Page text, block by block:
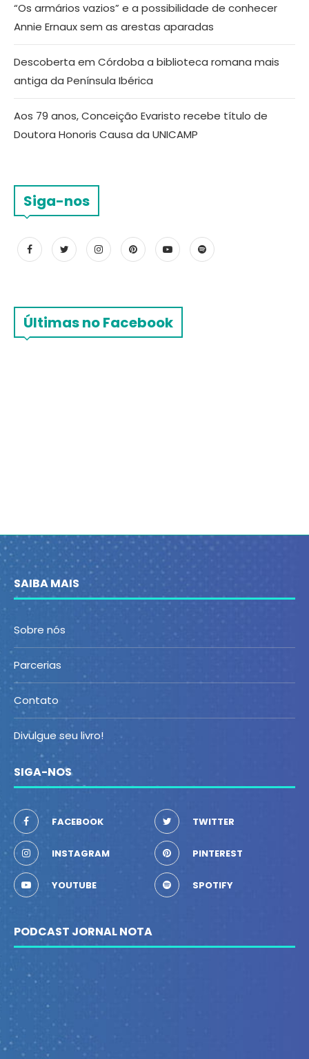
“Os armários vazios” e a possibilidade de conhecer
Annie Ernaux sem as arestas aparadas
Descoberta em Córdoba a biblioteca romana mais
antiga da Península Ibérica
Aos 79 anos, Conceição Evaristo recebe título de
Doutora Honoris Causa da UNICAMP
Siga-nos
Últimas no Facebook
SAIBA MAIS
Sobre nós
Parcerias
Contato
Divulgue seu livro!
SIGA-NOS
FACEBOOK TWITTER
INSTAGRAM PINTEREST
YOUTUBE SPOTIFY
PODCAST JORNAL NOTA